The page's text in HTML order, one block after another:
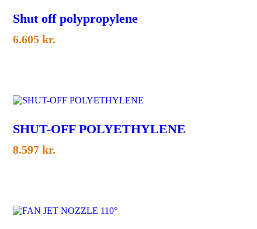
Shut off polypropylene
6.605 kr.
SHUT-OFF POLYETHYLENE
8.597 kr.